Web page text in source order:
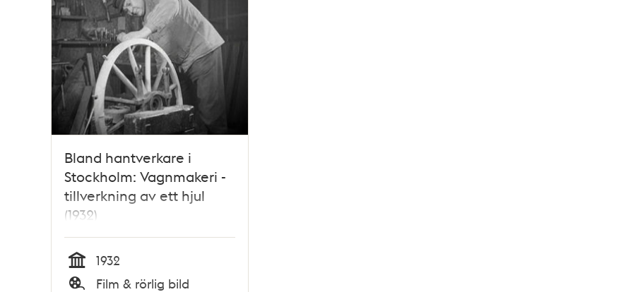
poster
och
teman
Bland hantverkare i
Stockholm: Vagnmakeri -
tillverkning av ett hjul
(1932)
Tid
1932
Film & rörlig bild